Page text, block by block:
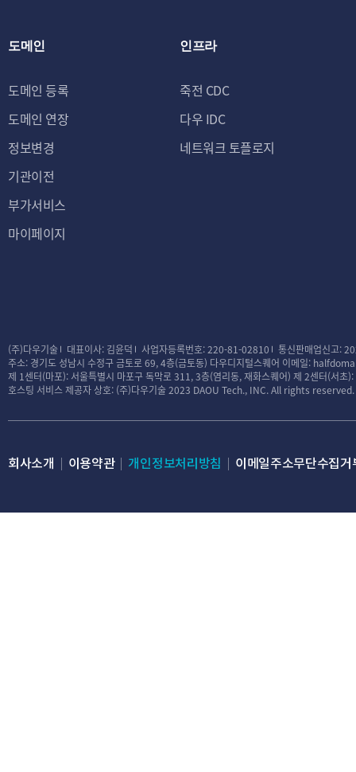
도메인
도메인 등록
도메인 연장
정보변경
기관이전
부가서비스
마이페이지
인프라
죽전 CDC
다우 IDC
네트워크 토플로지
(주)다우기술 대표이사: 김윤덕 사업자등록번호: 220-81-02810
통신판매업신고:
주소: 경기도 성남시 수정구 금토로 69, 4층(금토동) 다우디지털스퀘어 이메일:
제 1센터(마포): 서울특별시 마포구 독막로 311, 3층(염리동, 재화스퀘어) 제 2센터(서초
호스팅 서비스 제공자 상호: (주)다우기술2023 DAOU Tech., INC. All rights reserved.
회사소개 이용약관 개인정보처리방침 이메일주소무단수집거